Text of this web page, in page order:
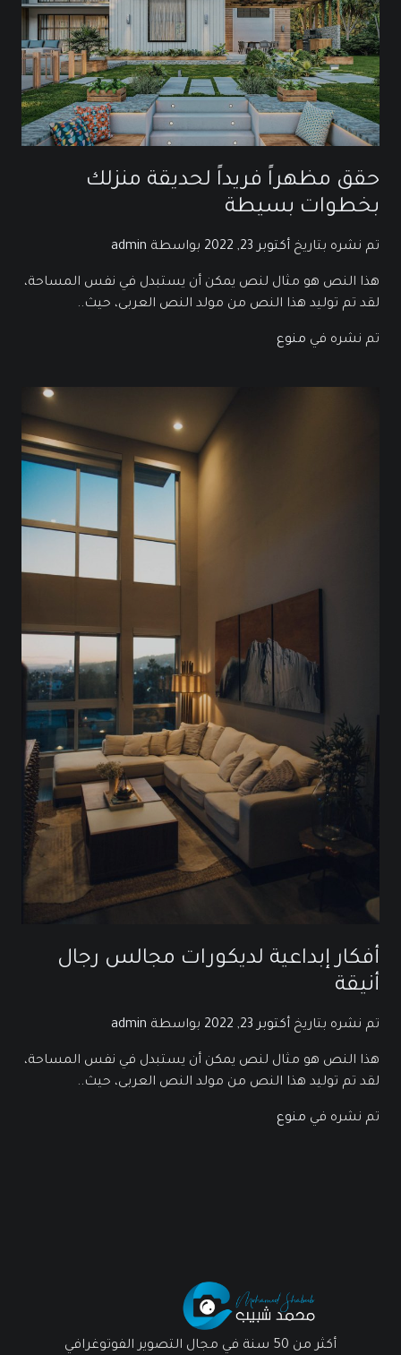
حقق مظهراً فريداً لحديقة منزلك
بخطوات بسيطة
تم نشره بتاريخ أكتوبر 23, 2022 بواسطة admin
هذا النص هو مثال لنص يمكن أن يستبدل في نفس المساحة،
لقد تم توليد هذا النص من مولد النص العربى، حيث..
تم نشره في منوع
أفكار إبداعية لديكورات مجالس رجال
أنيقة
تم نشره بتاريخ أكتوبر 23, 2022 بواسطة admin
هذا النص هو مثال لنص يمكن أن يستبدل في نفس المساحة،
لقد تم توليد هذا النص من مولد النص العربى، حيث..
تم نشره في منوع
أكثر من 50 سنة في مجال التصوير الفوتوغرافي